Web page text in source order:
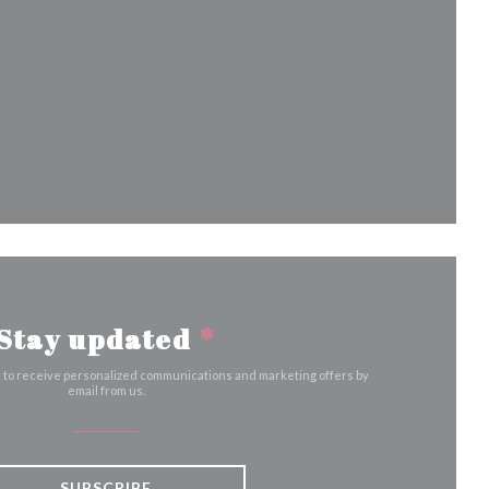
window))
window))
updated *
receive personalized communications and marketing offers by
email from us.